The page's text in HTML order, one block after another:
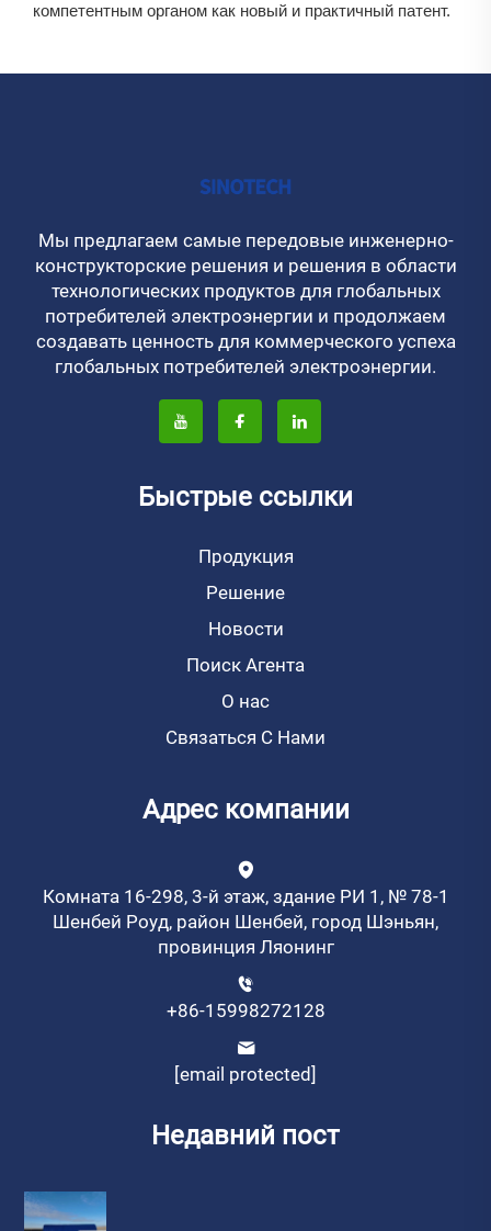
компетентным органом как новый и практичный патент.
Мы предлагаем самые передовые инженерно-
конструкторские решения и решения в области
технологических продуктов для глобальных
потребителей электроэнергии и продолжаем
создавать ценность для коммерческого успеха
глобальных потребителей электроэнергии.
Быстрые ссылки
Продукция
Решение
Новости
Поиск Агента
О нас
Связаться С Нами
Адрес компании
Комната 16-298, 3-й этаж, здание РИ 1, № 78-1
Шенбей Роуд, район Шенбей, город Шэньян,
провинция Ляонинг
+86-15998272128
[email protected]
Недавний пост